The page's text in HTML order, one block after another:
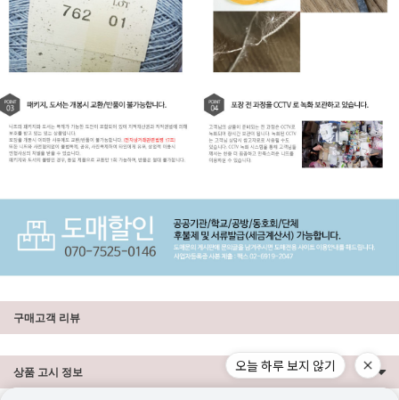
구매고객 리뷰
상품 고시 정보 오늘 하루 보지 않기